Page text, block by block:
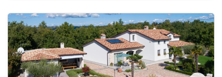
Villa Filton
Guardate l'intera